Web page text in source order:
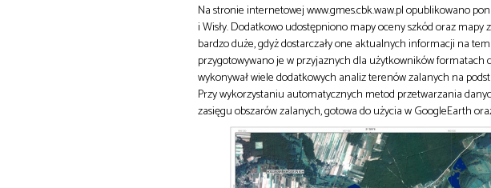
Na stronie internetowej www.gmes.cbk.waw.pl opublikowano
i Wisły. Dodatkowo udostępniono mapy oceny szkód oraz mapy
bardzo duże, gdyż dostarczały one aktualnych informacji na
przygotowywano je w przyjaznych dla użytkowników formatach
wykonywał wiele dodatkowych analiz terenów zalanych na
Przy wykorzystaniu automatycznych metod przetwarzania
zasięgu obszarów zalanych, gotowa do użycia w GoogleEarth